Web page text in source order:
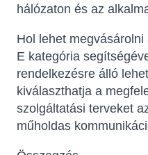
hálózaton és az
Hol lehet megvásárolni
E kategória
rendelkezésre álló
kiválaszthatja a
szolgáltatási terveket
műholdas